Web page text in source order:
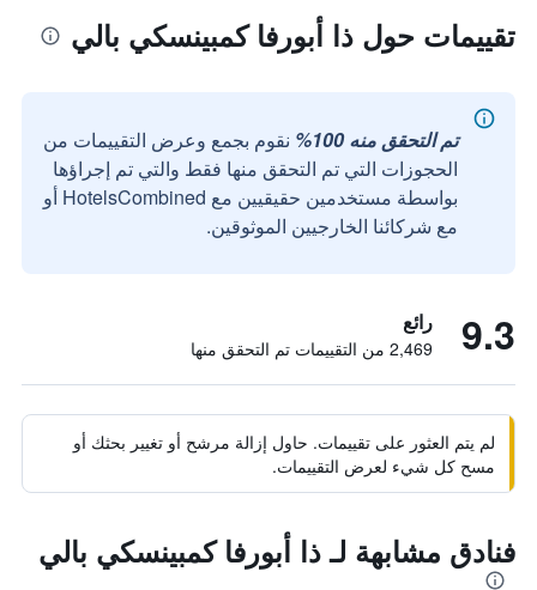
تقييمات حول ذا أبورفا كمبينسكي بالي
تم التحقق منه 100%
نقوم بجمع وعرض التقييمات من
الحجوزات التي تم التحقق منها فقط والتي تم إجراؤها
بواسطة مستخدمين حقيقيين مع HotelsCombined أو
مع شركائنا الخارجيين الموثوقين.
9.3 رائع
2,469 من التقييمات تم التحقق منها
لم يتم العثور على تقييمات. حاول إزالة مرشح أو تغيير بحثك أو
مسح كل شيء لعرض التقييمات.
فنادق مشابهة لـ ذا أبورفا كمبينسكي بالي